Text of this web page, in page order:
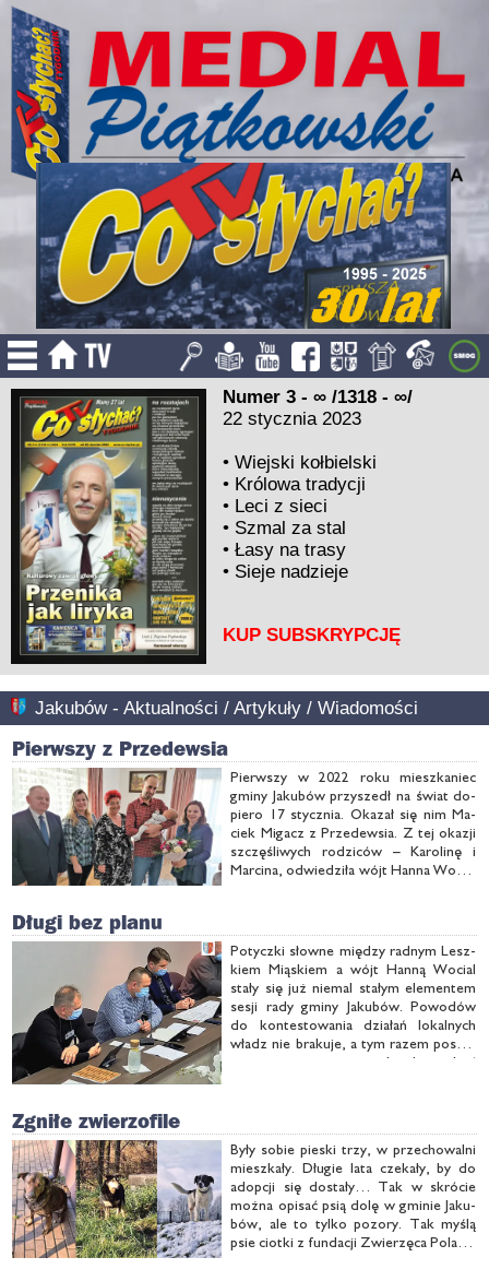
Numer 3 - ∞ /1318 - ∞/
22 stycznia 2023
•Wiejski kołbielski
• Królowa tradycji
• Leci z sieci
• Szmal za stal
•Łasy na trasy
• Sieje nadzieje
KUP SUBSKRYPCJĘ
Jakubów - Aktualności / Artykuły / Wiadomości
Pierwszy z Przedewsia
Pierw­szy w 2022 ro­ku miesz­ka­niec
gmi­ny Ja­ku­bów przy­szedł na świat do­
pie­ro 17 stycz­nia. Oka­zał się nim Ma­
ciek Mi­gacz z Przedew­sia. Z tej oka­zji
szczę­śli­wych ro­dzi­ców – Ka­ro­li­nę i
Mar­ci­na, od­wie­dzi­ła wójt Han­na Wo­cial
Długi bez planu
Po­tycz­ki słow­ne mię­dzy rad­nym Lesz­
kiem Mią­skiem a wójt Han­ną Wo­cial
sta­ły się już nie­mal sta­łym ele­men­tem
se­sji ra­dy gmi­ny Ja­ku­bów. Po­wo­dów
do kon­te­sto­wa­nia dzia­łań lo­kal­nych
władz nie bra­ku­je, a tym ra­zem po­szło
o za­cią­gnię­cie no­we­go kre­dy­tu, choć
Zgniłe zwierzofile
By­ły so­bie pie­ski trzy, w prze­cho­wal­ni
miesz­ka­ły. Dłu­gie la­ta cze­ka­ły, by do
ad­op­cji się do­sta­ły… Tak w skró­cie
moż­na opi­sać psią do­lę w gmi­nie Ja­ku­
bów, ale to tyl­ko po­zo­ry. Tak my­ślą
psie ciot­ki z fun­da­cji Zwie­rzę­ca Po­la­na,